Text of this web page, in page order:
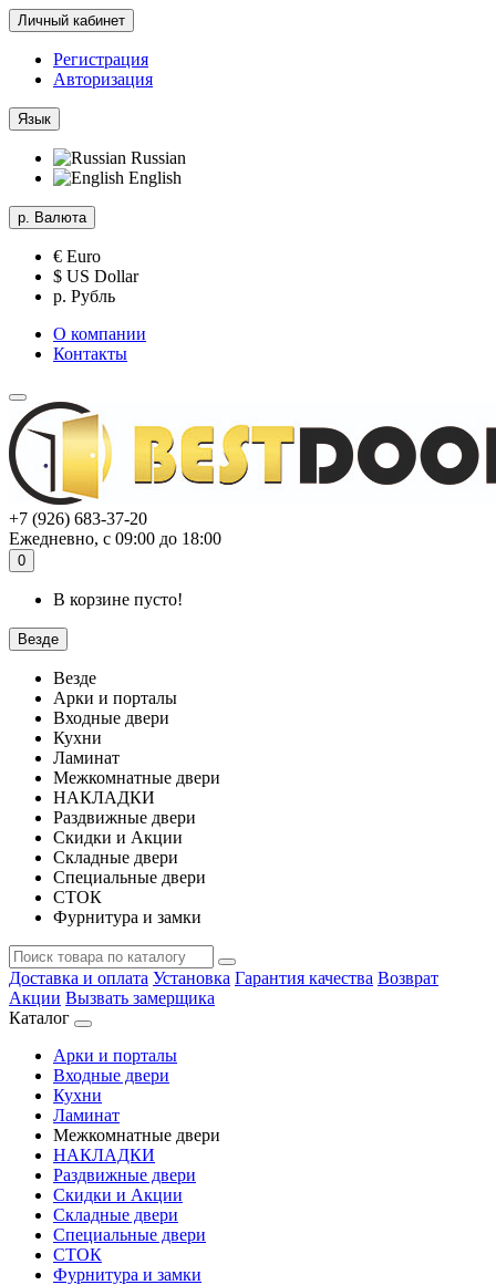
Личный кабинет
Регистрация
Авторизация
Язык
Russian
English
р. Валюта
€ Euro
$ US Dollar
р. Рубль
О компании
Контакты
+7 (926) 683-37-20
Ежедневно, с 09:00 до 18:00
0
В корзине пусто!
Везде
Везде
Арки и порталы
Входные двери
Кухни
Ламинат
Межкомнатные двери
НАКЛАДКИ
Раздвижные двери
Скидки и Акции
Складные двери
Специальные двери
СТОК
Фурнитура и замки
Доставка и оплата Установка Гарантия качества Возврат
Акции Вызвать замерщика
Каталог
Арки и порталы
Входные двери
Кухни
Ламинат
Межкомнатные двери
НАКЛАДКИ
Раздвижные двери
Скидки и Акции
Складные двери
Специальные двери
СТОК
Фурнитура и замки